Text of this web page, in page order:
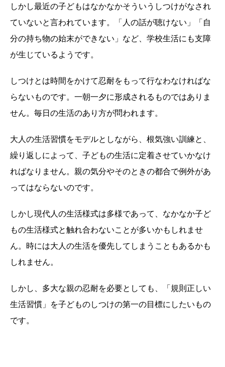
しかし最近の子どもはなかなかそういうしつけがなされ
ていないと言われています。「人の話が聴けない」「自
分の持ち物の始末ができない」など、学校生活にも支障
が生じているようです。
しつけとは時間をかけて忍耐をもって行なわなければな
らないものです。一朝一夕に形成されるものではありま
せん。毎日の生活のあり方が問われます。
大人の生活習慣をモデルとしながら、根気強い訓練と、
繰り返しによって、子どもの生活に定着させていかなけ
ればなりません。親の気分やそのときの都合で例外があ
ってはならないのです。
しかし現代人の生活様式は多様であって、なかなか子ど
もの生活様式と触れ合わないことが多いかもしれませ
ん。時には大人の生活を優先してしまうこともあるかも
しれません。
しかし、多大な親の忍耐を必要としても、「規則正しい
生活習慣」を子どものしつけの第一の目標にしたいもの
です。